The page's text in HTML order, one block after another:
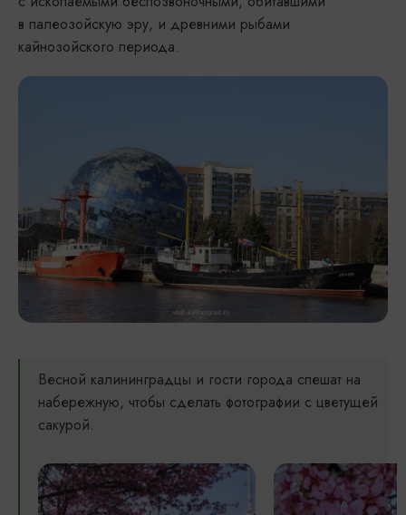
в палеозойскую эру, и древними рыбами
кайнозойского периода.
Весной калининградцы и гости города спешат на
набережную, чтобы сделать фотографии с цветущей
сакурой.